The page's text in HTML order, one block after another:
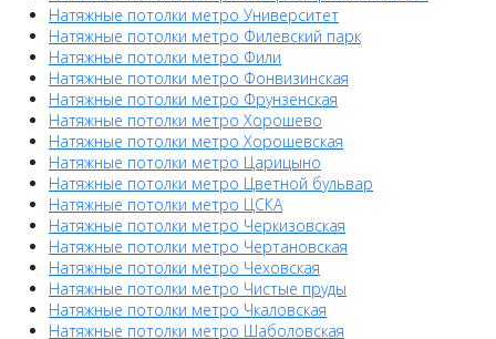
Натяжные потолки метро Университет
Натяжные потолки метро Филевский парк
Натяжные потолки метро Фили
Натяжные потолки метро Фонвизинская
Натяжные потолки метро Фрунзенская
Натяжные потолки метро Хорошево
Натяжные потолки метро Хорошевская
Натяжные потолки метро Царицыно
Натяжные потолки метро Цветной бульвар
Натяжные потолки метро ЦСКА
Натяжные потолки метро Черкизовская
Натяжные потолки метро Чертановская
Натяжные потолки метро Чеховская
Натяжные потолки метро Чистые пруды
Натяжные потолки метро Чкаловская
Натяжные потолки метро Шаболовская